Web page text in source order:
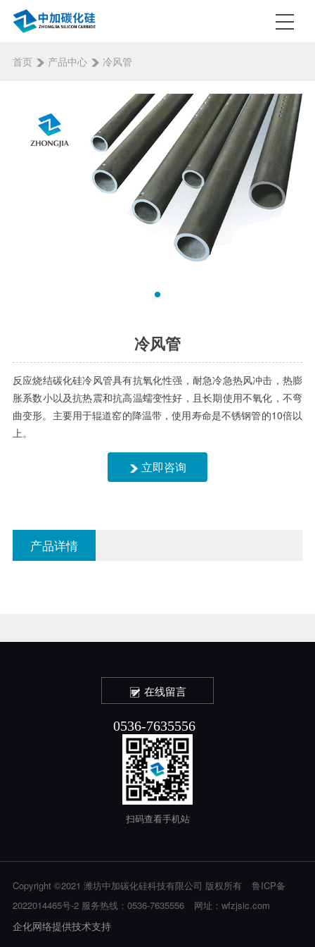
首页 产品中心 冷风管
冷风管
反应烧结碳化硅冷风管具有抗氧化性强，耐急冷急热风冲击，热膨
胀系数小以及抗热震和抗高温蠕变性好，且长期使用不氧化，不弯
曲变形。主要用于辊道窑的降温带，使用寿命是不锈钢管的10倍以
上。
立即咨询
产品详情
在线留言
0536-7635556
扫码查看手机站
Copyright ©2021 潍坊中加碳化硅科技有限公司 版权所有
鲁ICP备
2022014465号-2 服务热线：0536-7635556 网址： wfzjsic.com
企化网络提供技术支持